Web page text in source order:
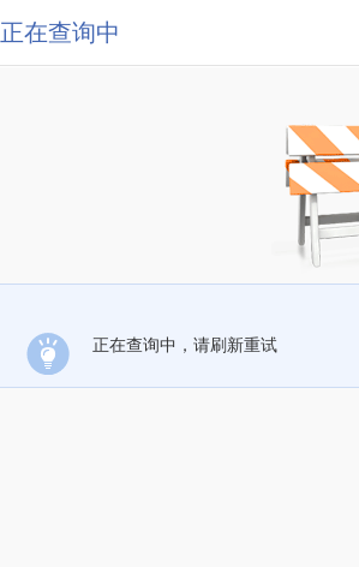
正在查询中
正在查询中，请刷新重试